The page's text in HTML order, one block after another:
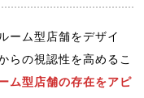
ーム型店舗をデザイ
らの視認性を高めるこ
ム型店舗の存在をアピ